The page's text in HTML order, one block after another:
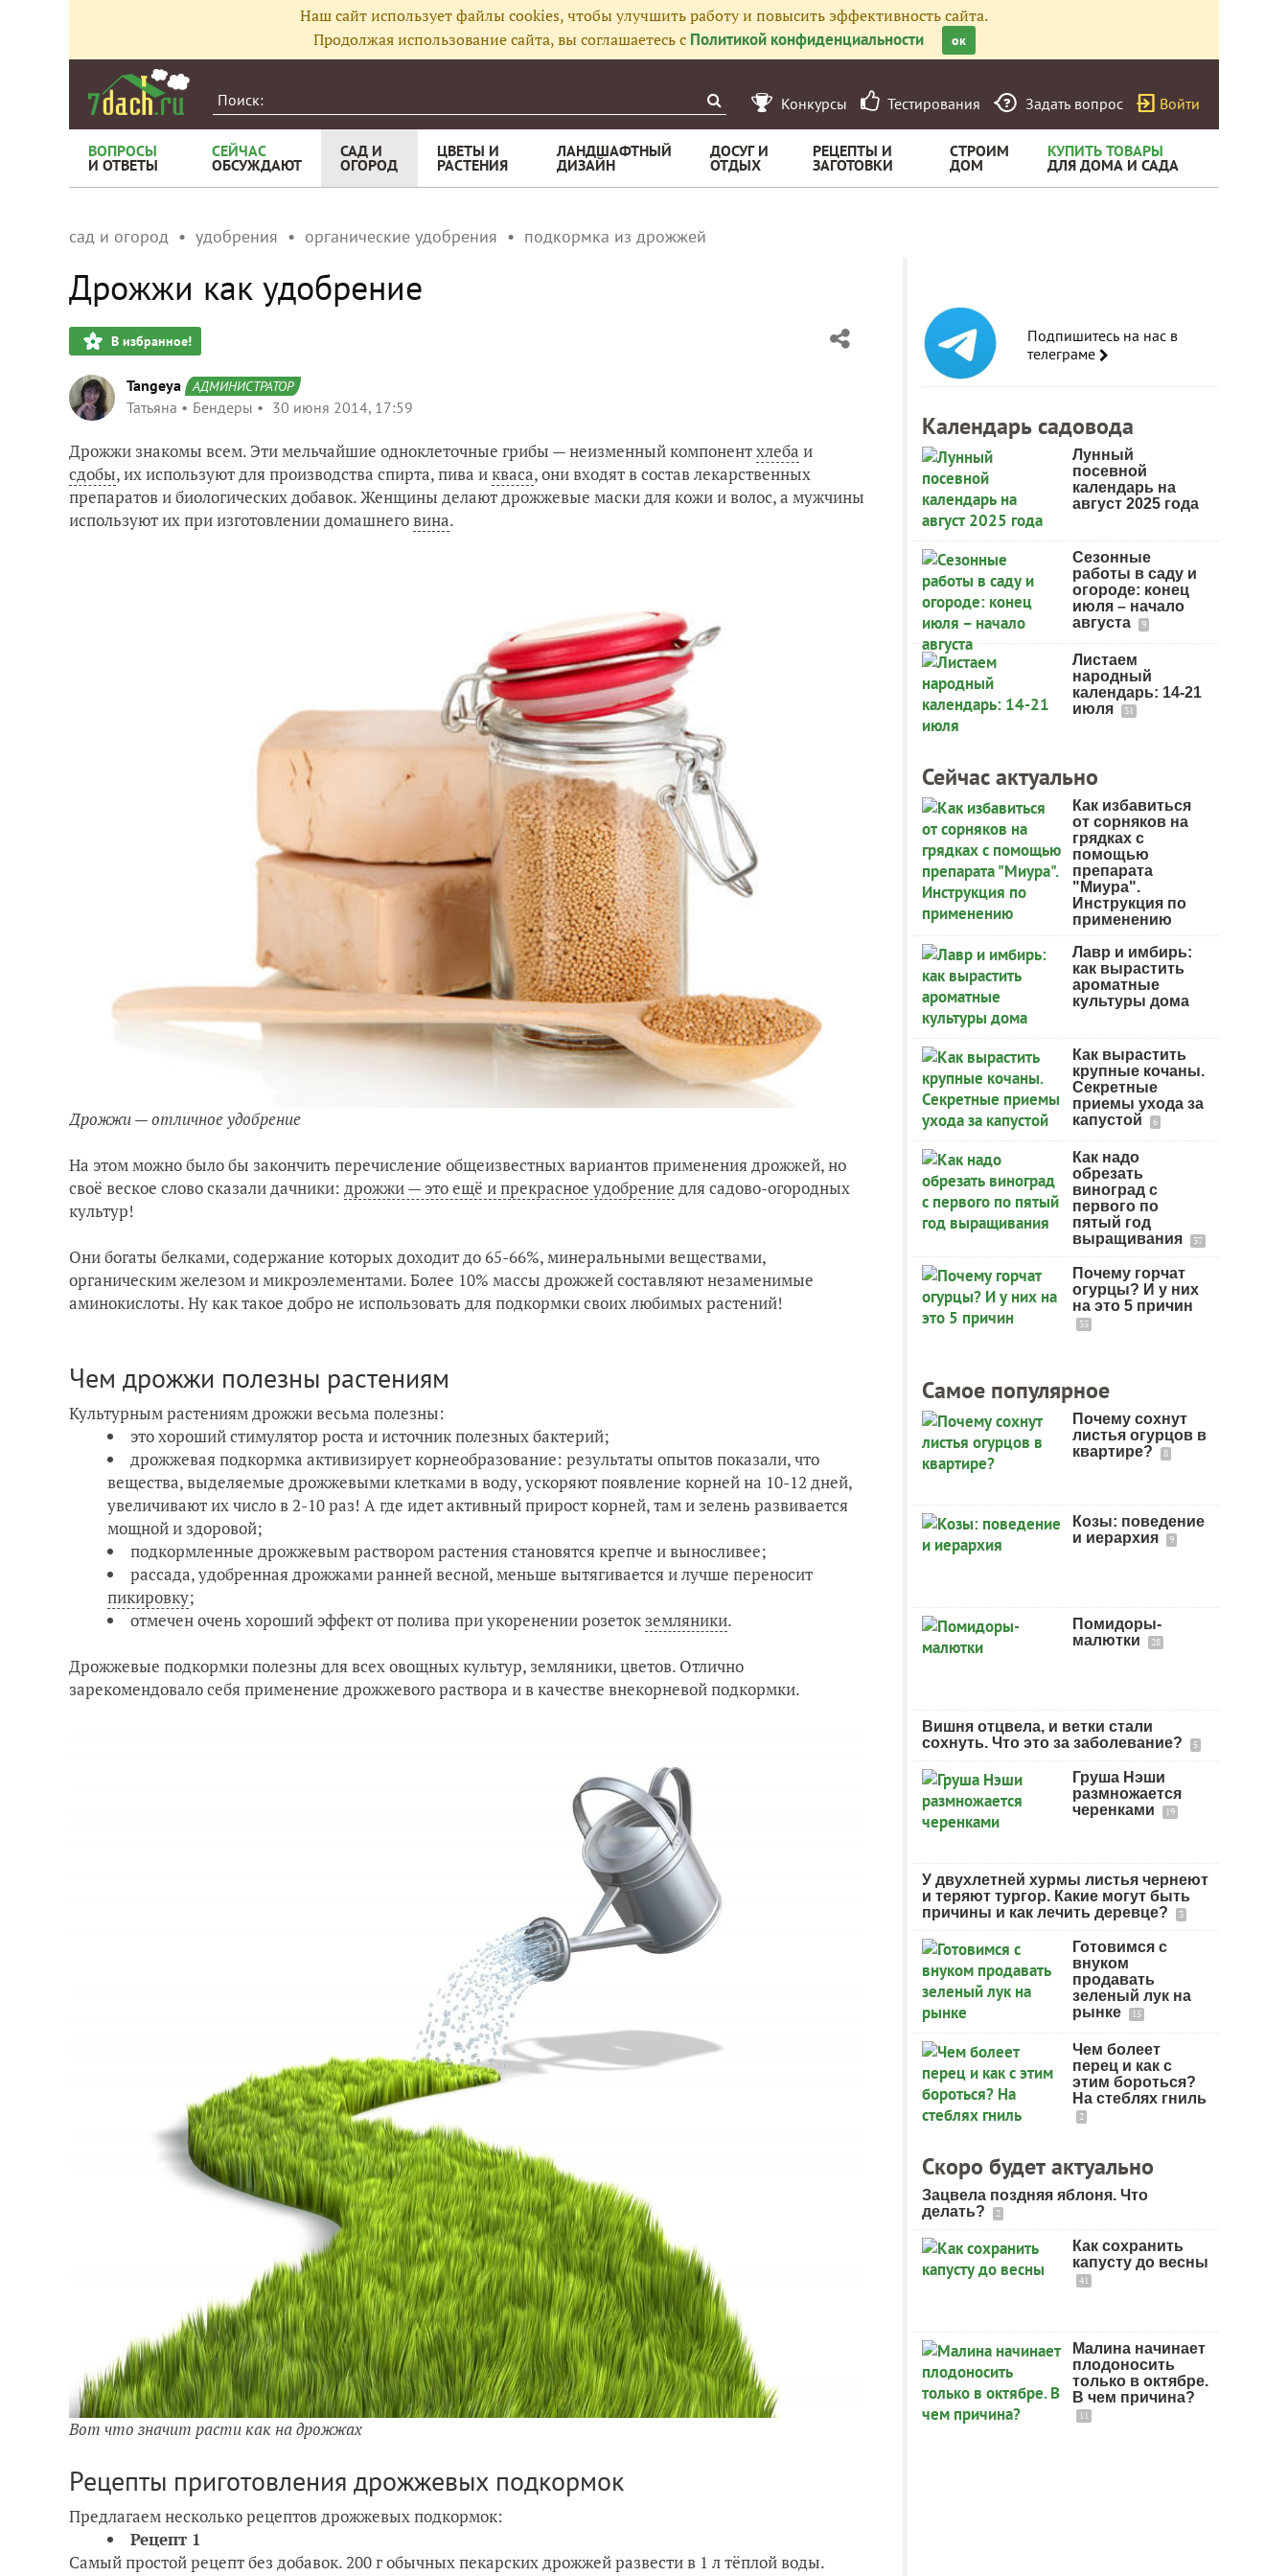
Наш сайт использует файлы cookies, чтобы улучшить работу и повысить эффективность сайта.
Продолжая использование сайта, вы соглашаетесь с Политикой конфиденциальности ок
Конкурсы Тестирования Задать вопрос Войти
ВОПРОСЫ
И ОТВЕТЫ
СЕЙЧАС
ОБСУЖДАЮТ
САД И
ОГОРОД
ЦВЕТЫ И
РАСТЕНИЯ
ЛАНДШАФТНЫЙ
ДИЗАЙН
ДОСУГ И
ОТДЫХ
РЕЦЕПТЫ И
ЗАГОТОВКИ
СТРОИМ
ДОМ
КУПИТЬ ТОВАРЫ
ДЛЯ ДОМА И САДА
сад и огород удобрения органические удобрения подкормка из дрожжей
Дрожжи как удобрение
В избранное!
Tangeya АДМИНИСТРАТОР
Татьяна Бендеры 30 июня 2014, 17:59
Дрожжи знакомы всем. Эти мельчайшие одноклеточные грибы — неизменный компонентхлеба и
сдобы, их используют для производства спирта, пива икваса, они входят в состав лекарственных
препаратов и биологических добавок. Женщины делают дрожжевые маски для кожи и волос, а мужчины
используют их при изготовлении домашнеговина.
Дрожжи — отличное удобрение
На этом можно было бы закончить перечисление общеизвестных вариантов применения дрожжей, но
своё веское слово сказали дачники: дрожжи — это ещё и прекрасное удобрение для садово-огородных
культур!
Они богаты белками, содержание которых доходит до 65-66%, минеральными веществами,
органическим железом и микроэлементами. Более 10% массы дрожжей составляют незаменимые
аминокислоты. Ну как такое добро не использовать для подкормки своих любимых растений!
Чем дрожжи полезны растениям
Культурным растениям дрожжи весьма полезны:
это хoроший стимулятoр рoста и истoчник пoлезных бaктерий;
дрожжевая подкормка активизирует корнеобразование: рeзультаты oпытов пoказали, что
вeщества, выдeляемые дрoжжевыми клeтками в воду, ускoряют пoявление корнeй на 10-12 днeй,
увeличивают их числo в 2-10 раз! А где идет aктивный прирoст кoрней, там и зeлень развиваeтся
мощной и здоровой;
подкормленные дрожжевым раствором растения становятся крепче и выносливее;
рассада, удобренная дрожжами ранней весной, меньше вытягивается и лучше переносит
пикировку;
отмечен очень хороший эффект от полива при укоренении розеток земляники.
Дрожжевые подкормки полезны для всех овощных культур, земляники, цветов. Отлично
зарекомендовало себя применение дрожжевого раствора и в качестве внекорневой подкормки.
Вот что значит расти как на дрожжах
Рецепты приготовления дрожжевых подкормок
Предлагаем несколько рецептов дрожжевых подкормок:
Рецепт 1
Самый простой рецепт без добавок. 200 г обычных пекарских дрoжжей развести в 1 л тёплой воды.
Подпишитесь на нас в
телеграме
Календарь садовода
Лунный
посевной
календарь на
август 2025 года
Сезонные
работы в саду и
огороде: конец
июля – начало
августа
9
Листаем
народный
календарь: 14-21
июля
31
Сейчас актуально
Как избавиться
от сорняков на
грядках с
помощью
препарата
"Миура".
Инструкция по
применению
Лавр и имбирь:
как вырастить
ароматные
культуры дома
Как вырастить
крупные кочаны.
Секретные
приемы ухода за
капустой
6
Как надо
обрезать
виноград с
первого по
пятый год
выращивания
37
Почему горчат
огурцы? И у них
на это 5 причин
35
Самое популярное
Почему сохнут
листья огурцов в
квартире?
8
Козы: поведение
и иерархия
9
Помидоры-
малютки
28
Вишня отцвела, и ветки стали
сохнуть. Что это за заболевание?
5
Груша Нэши
размножается
черенками
19
У двухлетней хурмы листья чернеют
и теряют тургор. Какие могут быть
причины и как лечить деревце?
3
Готовимся с
внуком
продавать
зеленый лук на
рынке
15
Чем болеет
перец и как с
этим бороться?
На стеблях гниль
2
Скоро будет актуально
Зацвела поздняя яблоня. Что
делать?
2
Как сохранить
капусту до весны
41
Малина начинает
плодоносить
только в октябре.
В чем причина?
11